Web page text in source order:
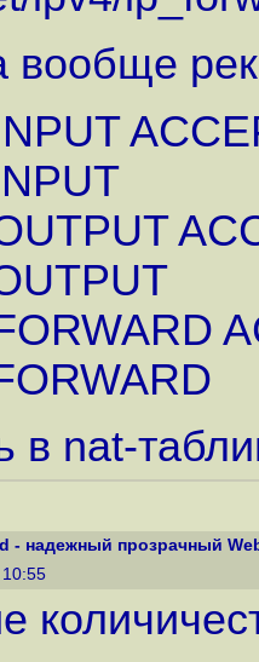
вообще
в nat-
- надежный прозрачный